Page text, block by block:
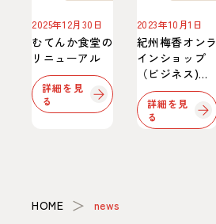
2025年12月30日
むてんか食堂の
リニューアル
詳細を見
る
2023年10月1日
紀州梅香オンラ
インショップ
（ビジネス)に
ついて
詳細を見
る
HOME ＞ news